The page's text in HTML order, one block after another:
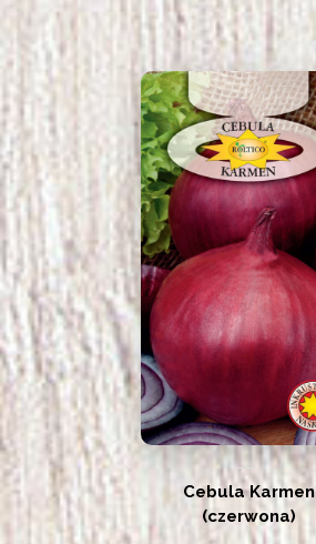
Cebula Karmen
(czerwona)